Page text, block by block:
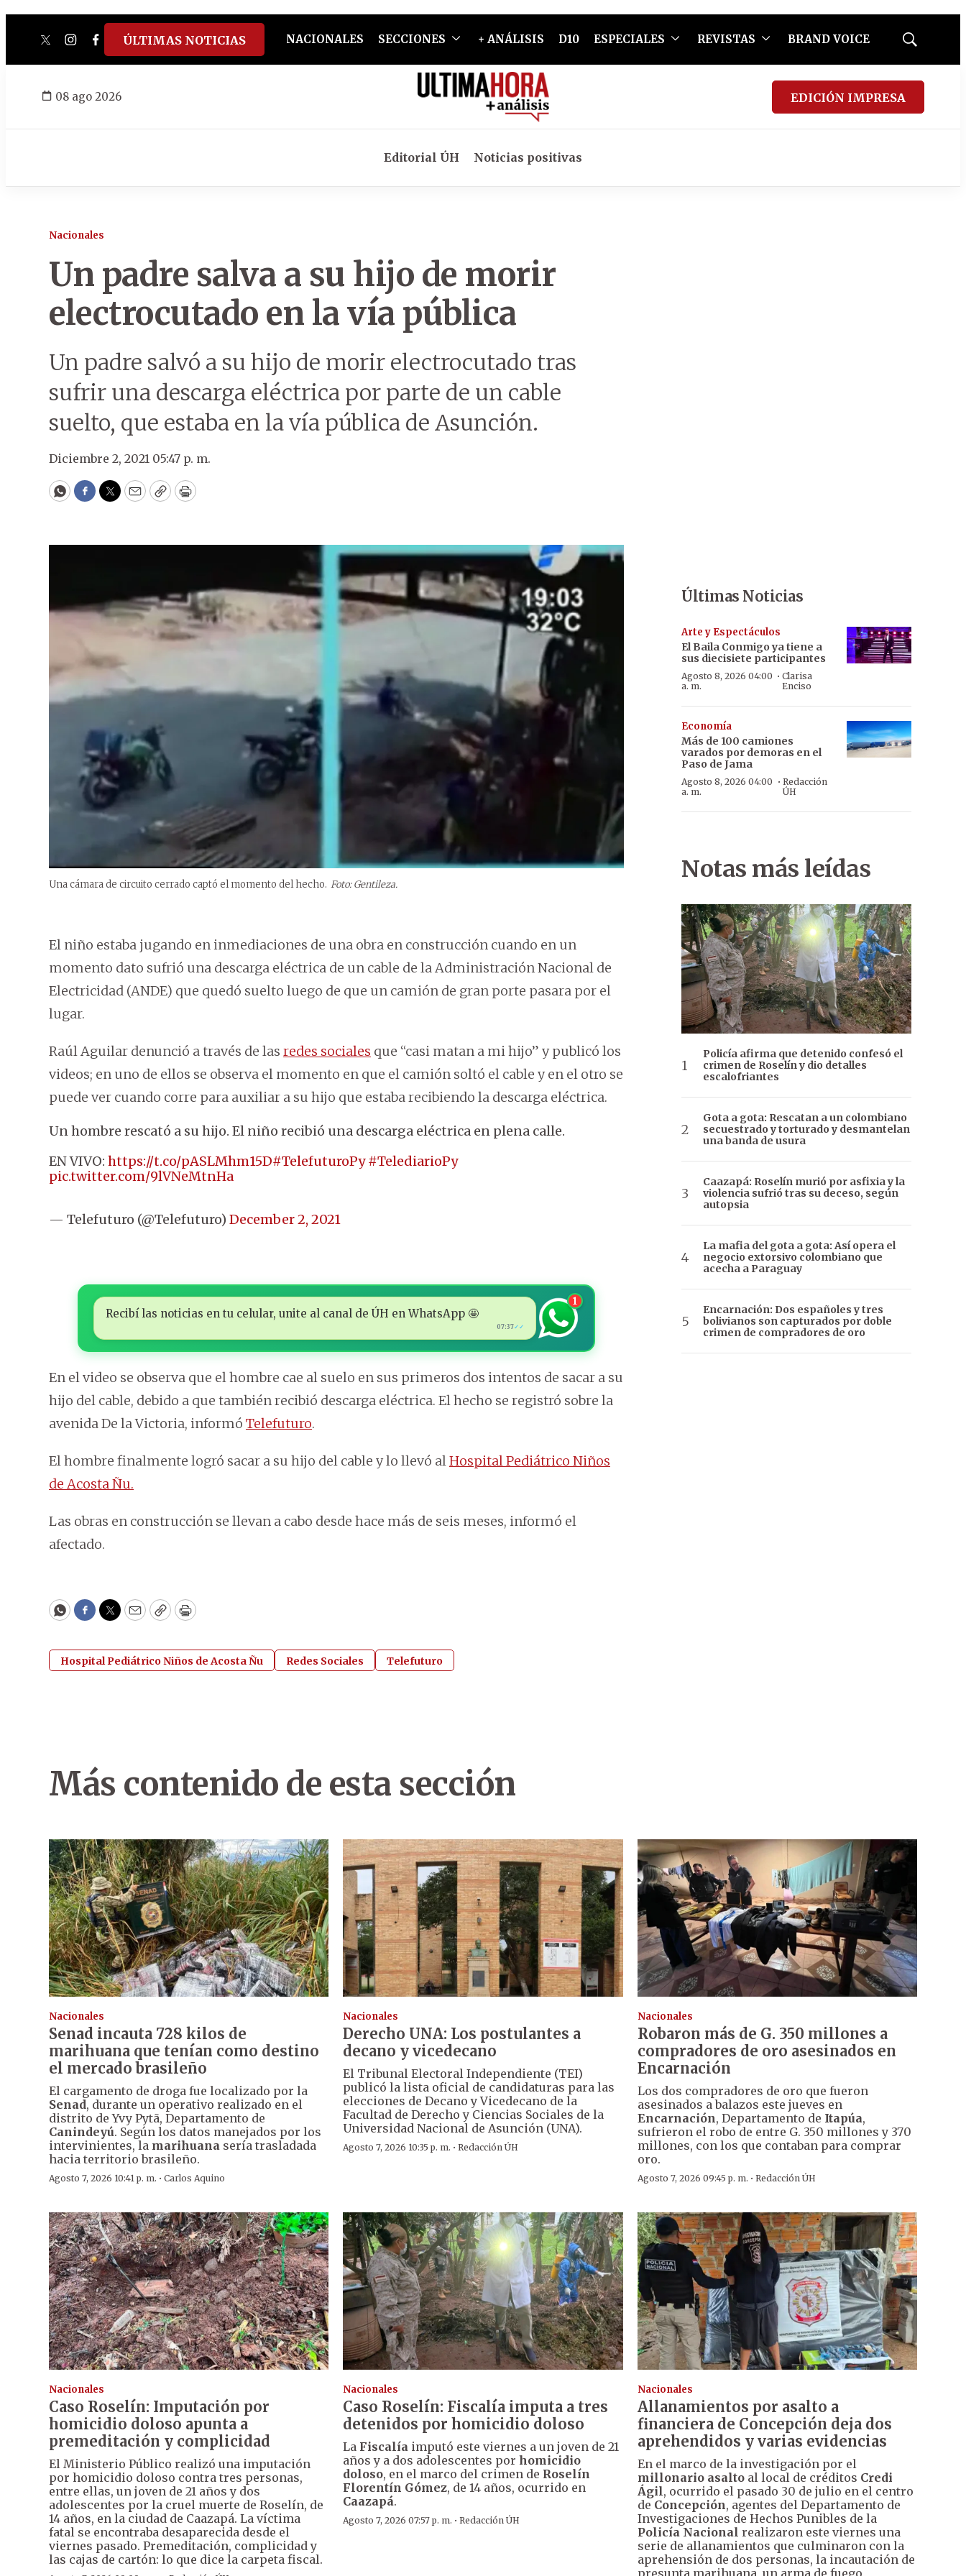
twitterinstagram
facebook
tiktokyoutube
spotify
ÚLTIMAS NOTICIAS NACIONALES SECCIONES + ANÁLISIS D10 ESPECIALES REVISTAS BRAND VOICE
Mostrar
08 ago 2026 EDICIÓN IMPRESA
Editorial ÚH Noticias positivas
Nacionales
Un padre salva a su hijo de morir
electrocutado en la vía pública
Un padre salvó a su hijo de morir electrocutado tras
sufrir una descarga eléctrica por parte de un cable
suelto, que estaba en la vía pública de Asunción.
Diciembre 2, 2021 05:47 p. m.
WhatsApp
Facebook
Twitter
EmailCopyPrint
Una cámara de circuito cerrado captó el momento del hecho. Foto: Gentileza.
El niño estaba jugando en inmediaciones de una obra en construcción cuando en un
momento dato sufrió una descarga eléctrica de un cable de la Administración Nacional de
Electricidad (ANDE) que quedó suelto luego de que un camión de gran porte pasara por el
lugar.
Raúl Aguilar denunció a través de las redes sociales que “casi matan a mi hijo” y publicó los
videos; en uno de ellos se observa el momento en que el camión soltó el cable y en el otro se
puede ver cuando corre para auxiliar a su hijo que estaba recibiendo la descarga eléctrica.
Un hombre rescató a su hijo. El niño recibió una descarga eléctrica en plena calle.
EN VIVO: https://t.co/pASLMhm15D#TelefuturoPy #TelediarioPy
pic.twitter.com/9lVNeMtnHa
— Telefuturo (@Telefuturo) December 2, 2021
Recibí las noticias en tu celular, unite al canal de ÚH en WhatsApp 🤩
07:37✓✓
1
En el video se observa que el hombre cae al suelo en sus primeros dos intentos de sacar a su
hijo del cable, debido a que también recibió descarga eléctrica. El hecho se registró sobre la
avenida De la Victoria, informó Telefuturo.
El hombre finalmente logró sacar a su hijo del cable y lo llevó alHospital Pediátrico Niños
de Acosta Ñu.
Las obras en construcción se llevan a cabo desde hace más de seis meses, informó el
afectado.
WhatsApp
Facebook
Twitter
EmailCopyPrint
Hospital Pediátrico Niños de Acosta Ñu Redes Sociales Telefuturo
Últimas Noticias
Arte y Espectáculos
El Baila Conmigo ya tiene a
sus diecisiete participantes
Agosto 8, 2026 04:00
a. m.
· Clarisa
Enciso
Economía
Más de 100 camiones
varados por demoras en el
Paso de Jama
Agosto 8, 2026 04:00
a. m.
· Redacción
ÚH
Notas más leídas
Policía afirma que detenido confesó el
crimen de Roselín y dio detalles
escalofriantes
Gota a gota: Rescatan a un colombiano
secuestrado y torturado y desmantelan
una banda de usura
Caazapá: Roselín murió por asfixia y la
violencia sufrió tras su deceso, según
autopsia
La mafia del gota a gota: Así opera el
negocio extorsivo colombiano que
acecha a Paraguay
Encarnación: Dos españoles y tres
bolivianos son capturados por doble
crimen de compradores de oro
Más contenido de esta sección
Nacionales
Senad incauta 728 kilos de
marihuana que tenían como destino
el mercado brasileño
El cargamento de droga fue localizado por la
Senad, durante un operativo realizado en el
distrito de Yvy Pytã, Departamento de
Canindeyú. Según los datos manejados por los
intervinientes, la marihuana sería trasladada
hacia territorio brasileño.
Agosto 7, 2026 10:41 p. m. · Carlos Aquino
Nacionales
Derecho UNA: Los postulantes a
decano y vicedecano
El Tribunal Electoral Independiente (TEI)
publicó la lista oficial de candidaturas para las
elecciones de Decano y Vicedecano de la
Facultad de Derecho y Ciencias Sociales de la
Universidad Nacional de Asunción (UNA).
Agosto 7, 2026 10:35 p. m. ·Redacción ÚH
Nacionales
Robaron más de G. 350 millones a
compradores de oro asesinados en
Encarnación
Los dos compradores de oro que fueron
asesinados a balazos este jueves en
Encarnación, Departamento de Itapúa,
sufrieron el robo de entre G. 350 millones y 370
millones, con los que contaban para comprar
oro.
Agosto 7, 2026 09:45 p. m. · Redacción ÚH
Nacionales
Caso Roselín: Imputación por
homicidio doloso apunta a
premeditación y complicidad
El Ministerio Público realizó una imputación
por homicidio doloso contra tres personas,
entre ellas, un joven de 21 años y dos
adolescentes por la cruel muerte de Roselín, de
14 años, en la ciudad de Caazapá. La víctima
fatal se encontraba desaparecida desde el
viernes pasado. Premeditación, complicidad y
las cajas de cartón: lo que dice la carpeta fiscal.
Nacionales
Caso Roselín: Fiscalía imputa a tres
detenidos por homicidio doloso
La Fiscalía imputó este viernes a un joven de 21
años y a dos adolescentes porhomicidio
doloso, en el marco del crimen de Roselín
Florentín Gómez, de 14 años, ocurrido en
Caazapá.
Agosto 7, 2026 07:57 p. m. ·Redacción ÚH
Nacionales
Allanamientos por asalto a
financiera de Concepción deja dos
aprehendidos y varias evidencias
En el marco de la investigación por el
millonario asaltoal local de créditos Credi
Ágil, ocurrido el pasado 30 de julio en el centro
de Concepción, agentes del Departamento de
Investigaciones de Hechos Punibles de la
Policía Nacional realizaron este viernes una
serie de allanamientos que culminaron con la
aprehensión de dos personas, la incautación de
presunta marihuana, un arma de fuego,